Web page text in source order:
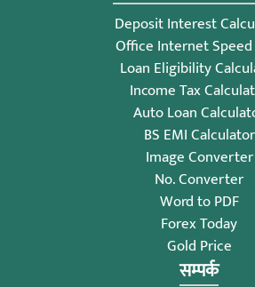
Deposit Interest
Office Internet
Loan Eligibility
Income Tax
Auto Loan
BS EMI Calculator
Image Converter
No. Converter
Word to PDF
Forex Today
Gold Price
सम्पर्क